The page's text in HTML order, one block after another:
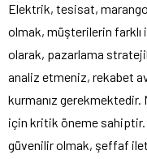
Elektrik, tesisat,
olmak, müşterilerin farklı
olarak, pazarlama
analiz etmeniz, rekabet
kurmanız gerekmektedir.
için kritik öneme
güvenilir olmak, şeffaf